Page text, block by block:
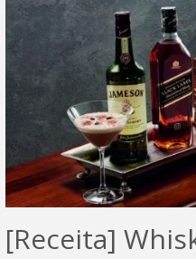
[Receita]